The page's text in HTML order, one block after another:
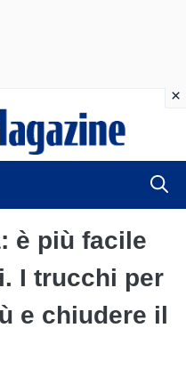
è più facile
I trucchi per
e chiudere il